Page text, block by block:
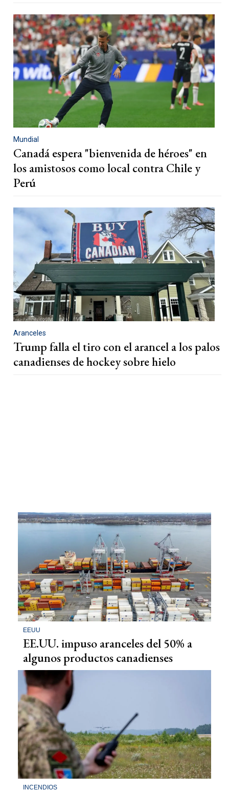
Mundial
Canadá espera "bienvenida de héroes" en
los amistosos como local contra Chile y
Perú
Aranceles
Trump falla el tiro con el arancel a los palos
canadienses de hockey sobre hielo
EEUU
EE.UU. impuso aranceles del 50% a
algunos productos canadienses
INCENDIOS